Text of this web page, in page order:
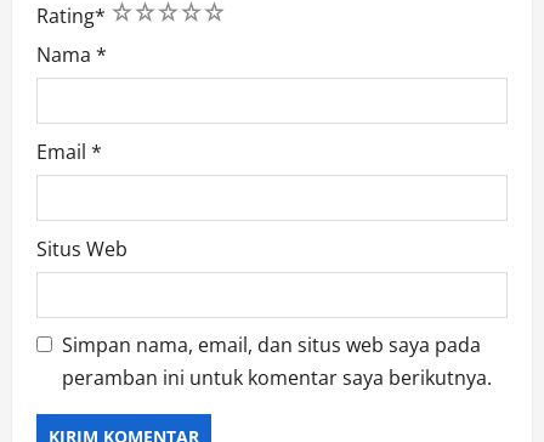
Rating* 5
4
3
2
1
Nama *
Email *
Situs Web
Simpan nama, email, dan situs web saya pada
peramban ini untuk komentar saya berikutnya.